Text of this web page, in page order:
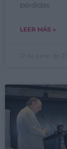
pérdidas
LEER MÁS »